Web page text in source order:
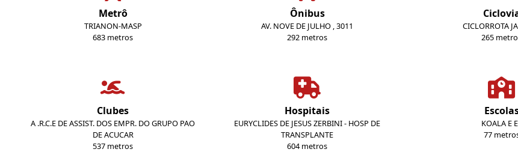
Metrô
TRIANON-MASP
683 metros
Ônibus
AV. NOVE DE JULHO , 3011
292 metros
CICLORROTA
265
Clubes
A .R.C.E DE ASSIST. DOS EMPR. DO GRUPO PAO
DE ACUCAR
537 metros
Hospitais
EURYCLIDES DE JESUS ZERBINI - HOSP DE
TRANSPLANTE
604 metros
KOALA E
77